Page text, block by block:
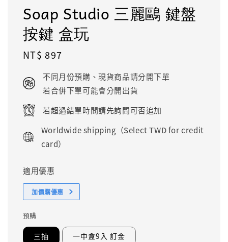
Soap Studio 三麗鷗 鍵盤
按鍵 盒玩
Regular
NT$ 897
不同月份預購、現貨商品請分開下單
若合併下單可能會分開出貨
若超過結單時間請先詢問可否追加
Worldwide shipping（Select TWD for credit
card）
適用優惠
加價購優惠
預購
三抽 一中盒9入 訂金